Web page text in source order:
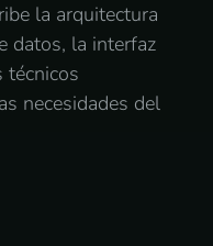
la arquitectura
datos, la interfaz
técnicos
necesidades del